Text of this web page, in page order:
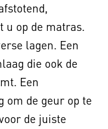
u op de matras.
lagen. Een
die ook de
Een
om de geur op te
de juiste